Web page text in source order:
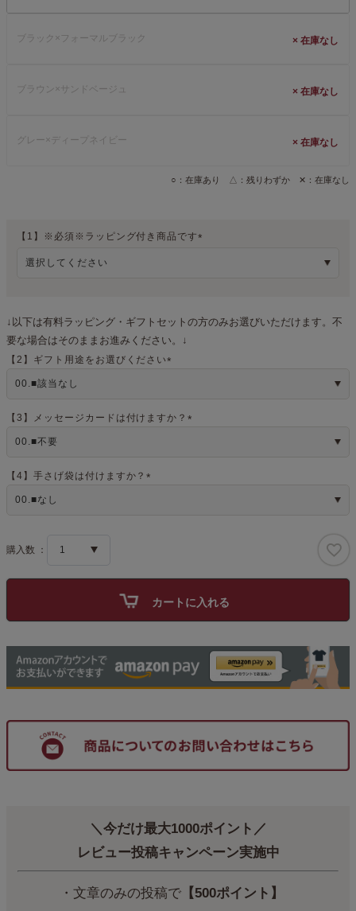
【1】※必須※ラッピング付き商品です
↓以下は有料ラッピング・ギフトセットの方のみお選びいただけます。不
要な場合はそのままお進みください。↓
【2】ギフト用途をお選びください
)
【3】メッセージカードは付けますか？
【4】手さげ袋は付けますか？
ブラック×フォーマルブラック ×
ブラウン×サンドベージュ ×
グレー×ディープネイビー ×
○：在庫あり △：残りわずか ✕：在庫なし
カートに入れる
＼今だけ最大1000ポイント／
レビュー投稿キャンペーン実施中
・文章のみの投稿で【500ポイント】